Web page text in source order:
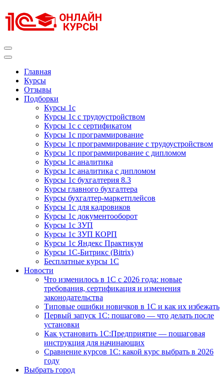
к
содержимому
Главная
Курсы
Отзывы
Подборки
Курсы 1с
Курсы 1с с трудоустройством
Курсы 1с с сертификатом
Курсы 1с программирование
Курсы 1с программирование с трудоустройством
Курсы 1с программирование с дипломом
Курсы 1с аналитика
Курсы 1с аналитика с дипломом
Курсы 1с бухгалтерия 8.3
Курсы главного бухгалтера
Курсы бухгалтер-маркетплейсов
Курсы 1с для кадровиков
Курсы 1с документооборот
Курсы 1с ЗУП
Курсы 1с ЗУП КОРП
Курсы 1с Яндекс Практикум
Курсы 1С-Битрикс (Bitrix)
Бесплатные курсы 1С
Новости
Что изменилось в 1С с 2026 года: новые
требования, сертификация и изменения
законодательства
Типовые ошибки новичков в 1С и как их избежать
Первый запуск 1С: пошагово — что делать после
установки
Как установить 1С:Предприятие — пошаговая
инструкция для начинающих
Сравнение курсов 1С: какой курс выбрать в 2026
году
Выбрать город